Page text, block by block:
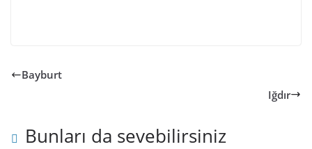
Bayburt
Iğdır
Bunları da sevebilirsiniz